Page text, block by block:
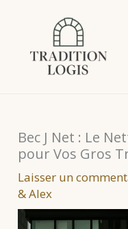
contenu
Bec J Net : Le
pour Vos Gros
Laisser un
& Alex